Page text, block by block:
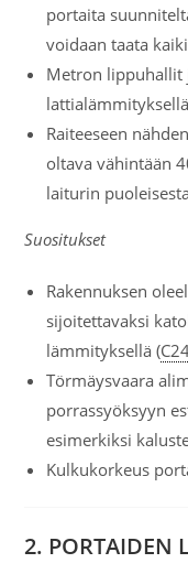
portaita
voidaan taata
Metron lippuhallit
Raiteeseen
oltava vähintään
laiturin
Suositukset
Rakennuksen
sijoitettavaksi
lämmityksellä (
Törmäysvaara
porrassyöksyyn
esimerkiksi
Kulkukorkeus
2. PORTAIDEN